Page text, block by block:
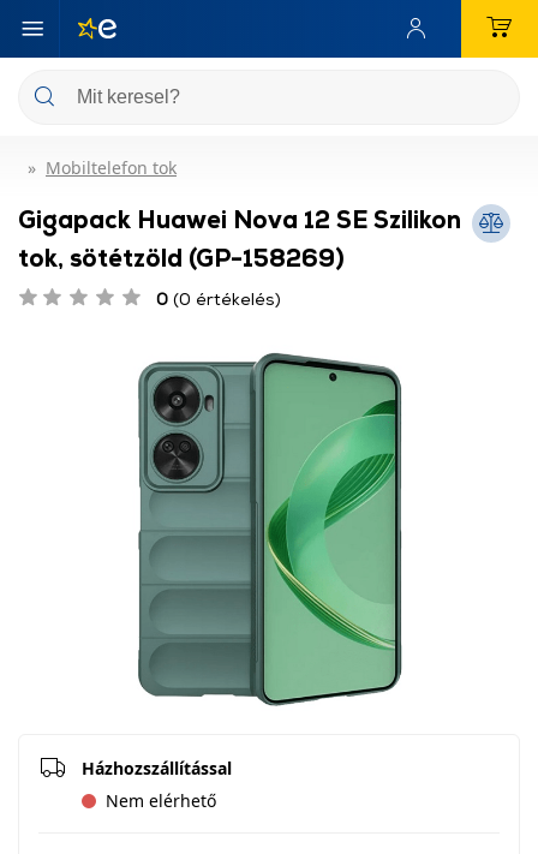
Mobiltelefon tok
Gigapack Huawei Nova 12 SE Szilikon
tok, sötétzöld (GP-158269)
0 (0 értékelés)
Házhozszállítással
Nem elérhető